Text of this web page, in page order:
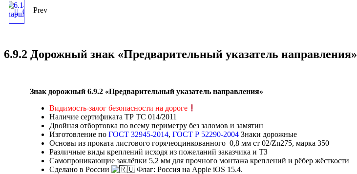
6.14.2 ДОРОЖНЫЙ ЗНАК
Prev
6.9.2 Дорожный знак «Предварительный указатель направления»
Знак дорожный 6.9.2 «Предварительный указатель направления»
Видимость-залог безопасности на дороге
Наличие сертификата ТР ТС 014/2011
Двойная отбортовка по всему периметру без заломов и замятин
Изготовление поГОСТ 32945-2014,ГОСТ Р 52290-2004 Знаки дорожные
Основы из проката листового горячеоцинкованного 0,8 мм ст 02/Zn275, марка 350
Различные виды креплений исходя из пожеланий заказчика и ТЗ
Самопроникающие заклёпки 5,2 мм для прочного монтажа креплений и рёбер жёсткости
Сделано в России